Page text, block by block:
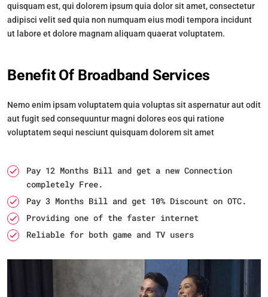
quisquam est, qui dolorem ipsum quia dolor sit amet, consectetur
adipisci velit sed quia non numquam eius modi tempora incidunt
ut labore et dolore magnam aliquam quaerat voluptatem.
Benefit Of Broadband Services
Nemo enim ipsam voluptatem quia voluptas sit aspernatur aut odit
aut fugit sed consequuntur magni dolores eos qui ratione
voluptatem sequi nesciunt quisquam dolorem sit amet
Pay 12 Months Bill and get a new Connection
completely Free.
Pay 3 Months Bill and get 10% Discount on OTC.
Providing one of the faster internet
Reliable for both game and TV users